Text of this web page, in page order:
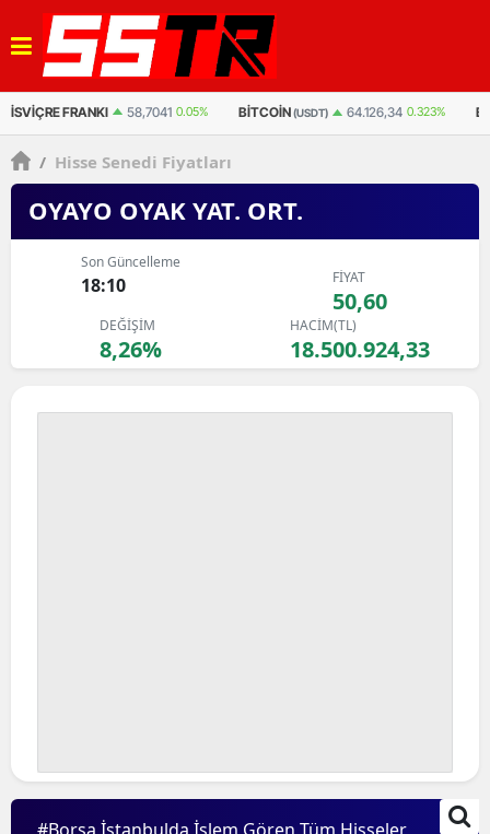
BITCOIN(USDT) 64.126,34 0.323% BITCOIN(TL) 3.042.123 0.495%
/ Hisse Senedi Fiyatları
OYAYO OYAK YAT. ORT.
Son Güncelleme
18:10 FİYAT
50,60
DEĞİŞİM
8,26%
HACİM(TL)
18.500.924,33
#Borsa İstanbulda İşlem Gören Tüm Hisseler